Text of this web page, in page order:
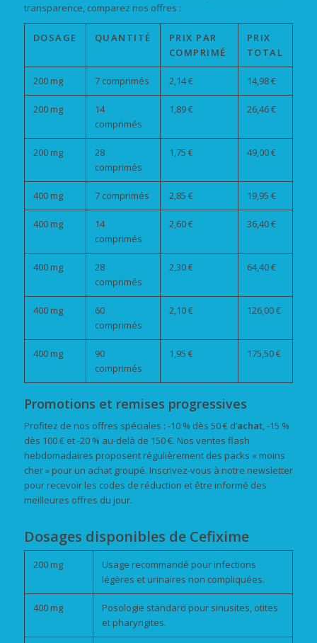
transparence, comparez nos offres :
DOSAGE QUANTITÉ
PRIX PAR
COMPRIMÉ
PRIX
TOTAL
200 mg 7 comprimés 2,14 € 14,98 €
200 mg
14
comprimés
1,89 € 26,46 €
200 mg
28
comprimés
1,75 € 49,00 €
400 mg 7 comprimés 2,85 € 19,95 €
400 mg
14
comprimés
2,60 € 36,40 €
400 mg
28
comprimés
2,30 € 64,40 €
400 mg
60
comprimés
2,10 € 126,00 €
400 mg
90
comprimés
1,95 € 175,50 €
Promotions et remises progressives
Profitez de nos offres spéciales : -10 % dès 50 € d’achat, -15 %
dès 100 € et -20 % au-delà de 150 €. Nos ventes flash
hebdomadaires proposent régulièrement des packs « moins
cher » pour un achat groupé. Inscrivez-vous à notre newsletter
pour recevoir les codes de réduction et être informé des
meilleures offres du jour.
Dosages disponibles de Cefixime
200 mg
Usage recommandé pour infections
légères et urinaires non compliquées.
400 mg
Posologie standard pour sinusites, otites
et pharyngites.